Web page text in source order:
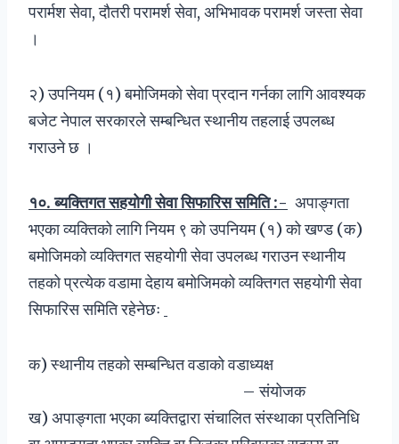
परार्मश सेवा, दौतरी परामर्श सेवा, अभिभावक परामर्श जस्ता सेवा
।
२) उपनियम (१) बमोजिमको सेवा प्रदान गर्नका लागि आवश्यक
बजेट नेपाल सरकारले सम्बन्धित स्थानीय तहलाई उपलब्ध
गराउने छ ।
१०.ब्यक्तिगत सहयोगी सेवा सिफारिस समिति:- अपाङ्गता
भएका व्यक्तिको लागि नियम ९ को उपनियम (१) को खण्ड (क)
बमोजिमको व्यक्तिगत सहयोगी सेवा उपलब्ध गराउन स्थानीय
तहको प्रत्येक वडामा देहाय बमोजिमको व्यक्तिगत सहयोगी सेवा
सिफारिस समिति रहेनेछः
क) स्थानीय तहको सम्बन्धित वडाको वडाध्यक्ष
– संयोजक
ख) अपाङ्गता भएका ब्यक्तिद्वारा संचालित संस्थाका प्रतिनिधि